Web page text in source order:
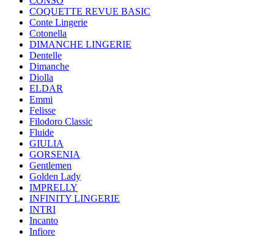
COQUETTE REVUE BASIC
Conte Lingerie
Cotonella
DIMANCHE LINGERIE
Dentelle
Dimanche
Diolla
ELDAR
Emmi
Felisse
Filodoro Classic
Fluide
GIULIA
GORSENIA
Gentlemen
Golden Lady
IMPRELLY
INFINITY LINGERIE
INTRI
Incanto
Infiore